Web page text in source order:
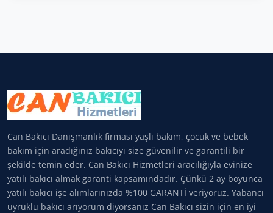
Can Bakıcı Danışmanlık firması yaşlı bakım, çocuk ve bebek
bakım için aradığınız bakıcıyı size güvenilir ve garantili bir
şekilde temin eder. Can Bakıcı Hizmetleri aracılığıyla evinize
yatılı bakıcı almak garanti kapsamındadır. Çünkü 2 ay boyunca
yatılı bakıcı işe alımlarınızda %100 GARANTİ veriyoruz. Yabancı
uyruklu bakıcı arıyorum diyorsanız Can Bakıcı sizin için en iyi